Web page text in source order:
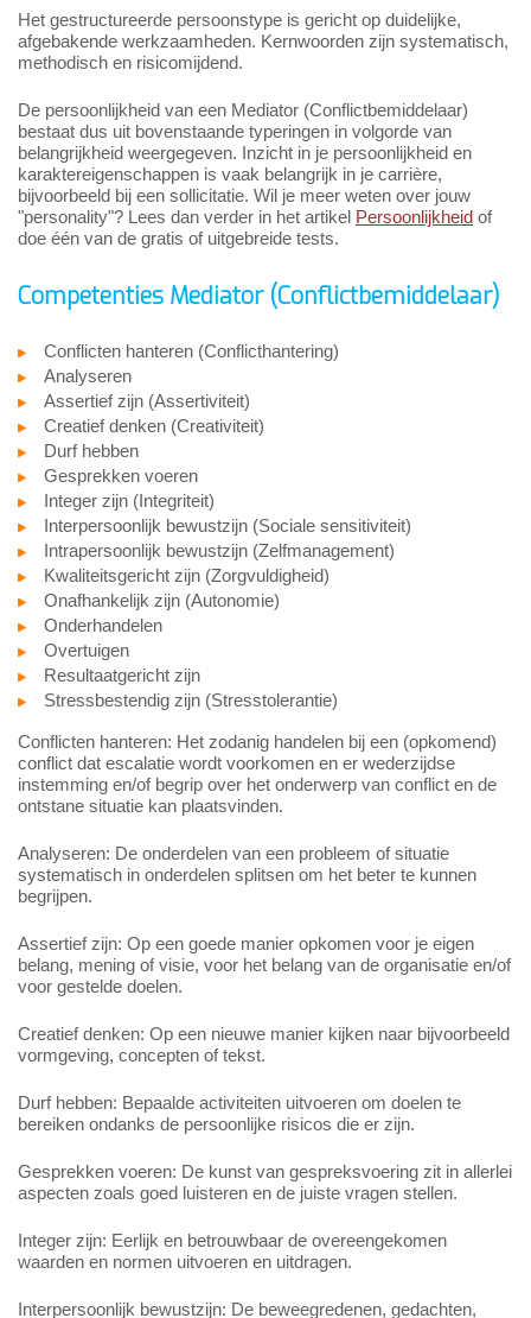
Het gestructureerde persoonstype is gericht op duidelijke,
afgebakende werkzaamheden. Kernwoorden zijn systematisch,
methodisch en risicomijdend.
De persoonlijkheid van een Mediator (Conflictbemiddelaar)
bestaat dus uit bovenstaande typeringen in volgorde van
belangrijkheid weergegeven. Inzicht in je persoonlijkheid en
karaktereigenschappen is vaak belangrijk in je carrière,
bijvoorbeeld bij een sollicitatie. Wil je meer weten over jouw
"personality"? Lees dan verder in het artikel Persoonlijkheid of
doe één van de gratis of uitgebreide tests.
Competenties Mediator (Conflictbemiddelaar)
Conflicten hanteren (Conflicthantering)
Analyseren
Assertief zijn (Assertiviteit)
Creatief denken (Creativiteit)
Durf hebben
Gesprekken voeren
Integer zijn (Integriteit)
Interpersoonlijk bewustzijn (Sociale sensitiviteit)
Intrapersoonlijk bewustzijn (Zelfmanagement)
Kwaliteitsgericht zijn (Zorgvuldigheid)
Onafhankelijk zijn (Autonomie)
Onderhandelen
Overtuigen
Resultaatgericht zijn
Stressbestendig zijn (Stresstolerantie)
Conflicten hanteren: Het zodanig handelen bij een (opkomend)
conflict dat escalatie wordt voorkomen en er wederzijdse
instemming en/of begrip over het onderwerp van conflict en de
ontstane situatie kan plaatsvinden.
Analyseren: De onderdelen van een probleem of situatie
systematisch in onderdelen splitsen om het beter te kunnen
begrijpen.
Assertief zijn: Op een goede manier opkomen voor je eigen
belang, mening of visie, voor het belang van de organisatie en/of
voor gestelde doelen.
Creatief denken: Op een nieuwe manier kijken naar bijvoorbeeld
vormgeving, concepten of tekst.
Durf hebben: Bepaalde activiteiten uitvoeren om doelen te
bereiken ondanks de persoonlijke risicos die er zijn.
Gesprekken voeren: De kunst van gespreksvoering zit in allerlei
aspecten zoals goed luisteren en de juiste vragen stellen.
Integer zijn: Eerlijk en betrouwbaar de overeengekomen
waarden en normen uitvoeren en uitdragen.
Interpersoonlijk bewustzijn: De beweegredenen, gedachten,